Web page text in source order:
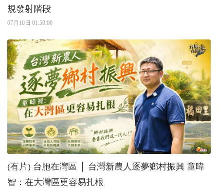
規發射階段
07月10日 01:59:00
(有片) 台胞在灣區 │ 台灣新農人逐夢鄉村振興 童暐
智：在大灣區更容易扎根